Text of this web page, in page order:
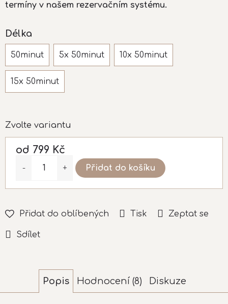
Zvolte variantu
Délka
50minut 5x 50minut 10x 50minut
15x 50minut
termíny v našem rezervačním systému.
Přidat do oblíbených Tisk Zeptat se
Sdílet
od 799 Kč
cena:
Přidat do košíku
Popis Hodnocení (8) Diskuze